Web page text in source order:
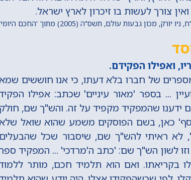
צורך לעשות בו זיכרון לארץ ישראל.
גבעות עולם, תשס"ה (2005) מתוך 'החכם היומי'
ואפילו הפקידם.
של חברו בלא דעתו, כי אנו חוששים
... בספר 'מאור עיניים' שכתב: אפילו
ידענו שהמפקיד מקפיד על זה. והש"ך שם, חולק
כאן, בשם הפוסקים משמע שהוא שואל
לא ראיתי להש"ך שם, שיסבור שכל שהבעלים
לשון הש"ך שם: 'כתב ה'מרדכי' ... המפקיד ספר
בקריאתו. ואם הוא תלמיד חכם, מותר